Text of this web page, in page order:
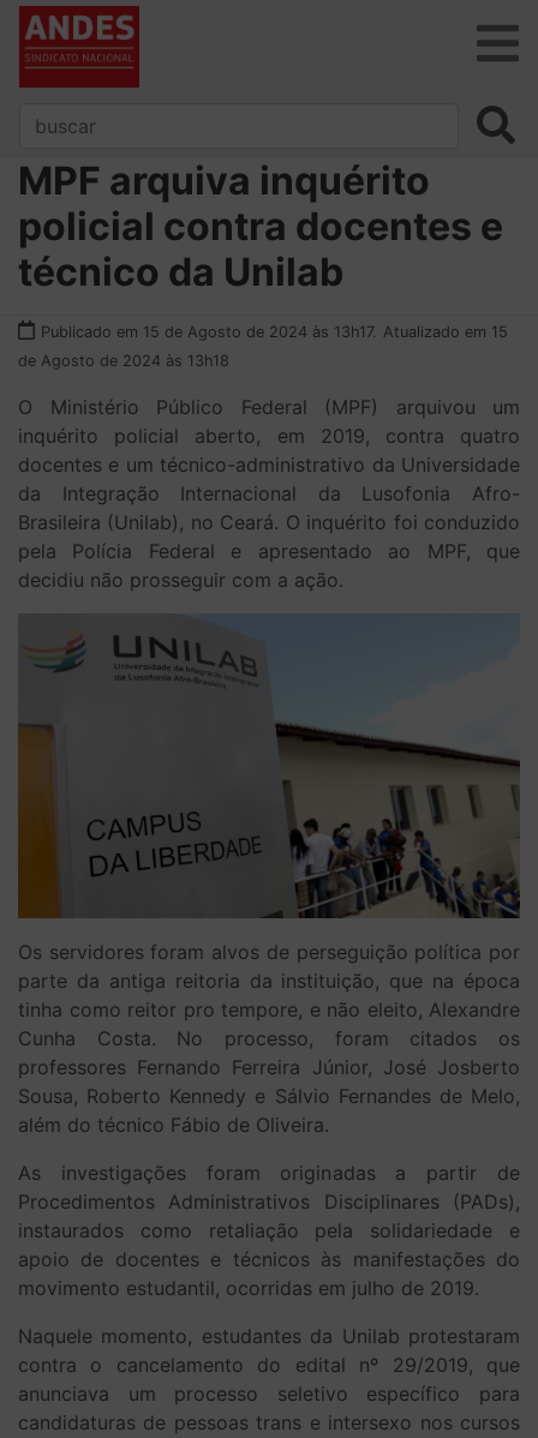
MPF arquiva inquérito
policial contra docentes e
técnico da Unilab
Publicado em 15 de Agosto de 2024 às 13h17. Atualizado em 15
de Agosto de 2024 às 13h18
O Ministério Público Federal (MPF) arquivou um
inquérito policial aberto, em 2019, contra quatro
docentes e um técnico-administrativo da Universidade
da Integração Internacional da Lusofonia Afro-
Brasileira (Unilab), no Ceará. O inquérito foi conduzido
pela Polícia Federal e apresentado ao MPF, que
decidiu não prosseguir com a ação.
Os servidores foram alvos de perseguição política por
parte da antiga reitoria da instituição, que na época
tinha como reitor pro tempore, e não eleito, Alexandre
Cunha Costa. No processo, foram citados os
professores Fernando Ferreira Júnior, José Josberto
Sousa, Roberto Kennedy e Sálvio Fernandes de Melo,
além do técnico Fábio de Oliveira.
As investigações foram originadas a partir de
Procedimentos Administrativos Disciplinares (PADs),
instaurados como retaliação pela solidariedade e
apoio de docentes e técnicos às manifestações do
movimento estudantil, ocorridas em julho de 2019.
Naquele momento, estudantes da Unilab protestaram
contra o cancelamento do edital nº 29/2019, que
anunciava um processo seletivo específico para
candidaturas de pessoas trans e intersexo nos cursos